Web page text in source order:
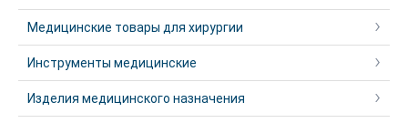
Медицинские товары для хирургии
Инструменты медицинские
Изделия медицинского назначения